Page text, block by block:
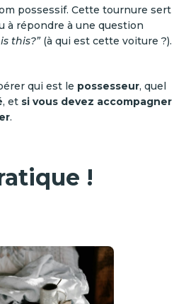
possessif. Cette tournure sert
à répondre à une question
this?” (à qui est cette voiture ?).
qui est le possesseur, quel
, et si vous devez accompagner
.
!